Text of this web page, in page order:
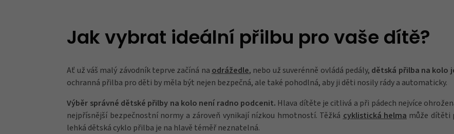
Jak vybrat ideální přilbu pro vaše dítě?
Ať už váš malý závodník teprve začíná na odrážedle, nebo už suverénně ovládá pedály, dětská přilba na kolo
ochranná přilba pro děti by měla být nejen bezpečná, ale také pohodlná, aby ji děti nosily rády a automaticky.
Výběr správné dětské přilby na kolo není radno podcenit. Hlava dítěte je citlivá a při pádech nejvíce
nejpřísnější bezpečnostní normy a zároveň vynikají nízkou hmotností. Těžká cyklistická helma může dítěti
lehká dětská cyklo přilba je na hlavě téměř neznatelná.